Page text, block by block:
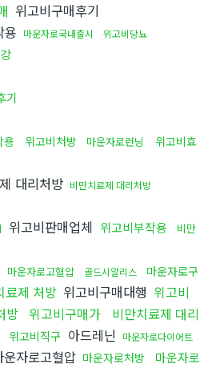
위고비구매후기
용 마운자로국내출시 위고비당뇨
기
용 위고비처방 마운자로런닝
위고비효
대리처방 비만치료제 대리처방
위고비판매업체 위고비부작용
비만
마운자로고혈압 골드시알리스
마운자로구
료제 처방 위고비구매대행 위고비
방 위고비구매가
비만치료제 대리
위고비직구 아드레닌
마운자로다이어트
운자로고혈압 마운자로처방
마운자로